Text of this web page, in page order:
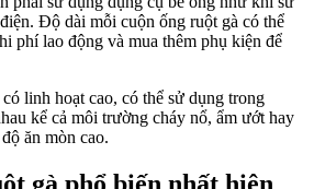
Độ dài mỗi cuộn ống ruột gà có thể
phí lao động và mua thêm phụ kiện để
linh hoạt cao, có thể sử dụng trong
kể cả môi trường cháy nổ, ẩm ướt hay
ăn mòn cao.
gà phổ biến nhất hiện